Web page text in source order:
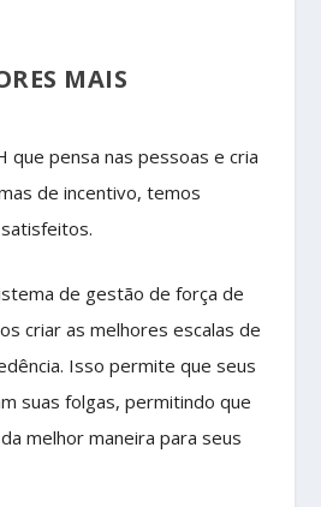
MAIS
que pensa nas pessoas e cria
de incentivo, temos
de gestão de força de
criar as melhores escalas de
Isso permite que seus
suas folgas, permitindo que
melhor maneira para seus